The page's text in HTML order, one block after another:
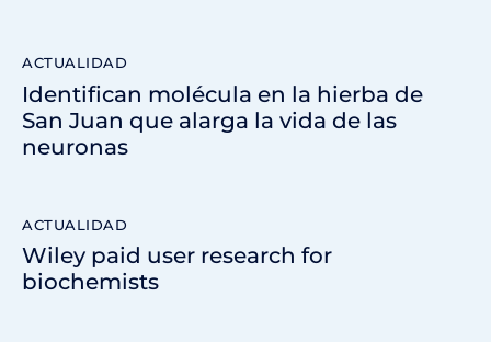
ACTUALIDAD
Identifican molécula en la hierba de
San Juan que alarga la vida de las
neuronas
ACTUALIDAD
Wiley paid user research for
biochemists